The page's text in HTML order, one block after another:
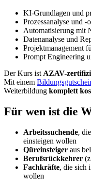
KI-Grundlagen und
Prozessanalyse und -
Automatisierung mit
Datenanalyse und
Projektmanagement
Prompt Engineering
Der Kurs ist AZAV-
Mit einem
Weiterbildung komplett
Für wen ist die
Arbeitssuchende,
einsteigen wollen
Qüreinsteiger aus
Berufsrückkehrer
Fachkräfte, die sich
wollen